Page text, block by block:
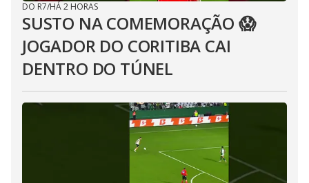
DO R7/HÁ 2 HORAS
SUSTO NA COMEMORAÇÃO 😱
JOGADOR DO CORITIBA CAI
DENTRO DO TÚNEL